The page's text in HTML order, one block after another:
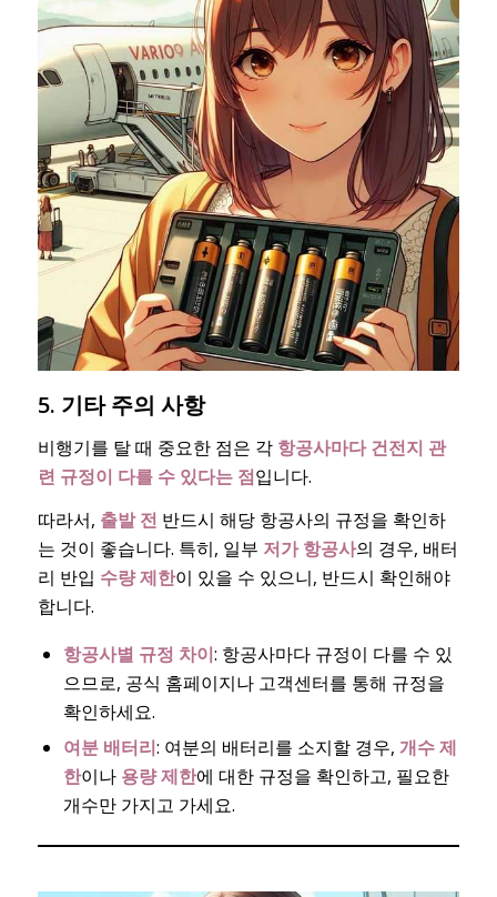
5. 기타 주의 사항
비행기를 탈 때 중요한 점은 각 항공사마다 건전지 관
련 규정이 다를 수 있다는 점입니다.
따라서, 출발 전 반드시 해당 항공사의 규정을 확인하
는 것이 좋습니다. 특히, 일부 저가 항공사의 경우, 배터
리 반입 수량 제한이 있을 수 있으니, 반드시 확인해야
합니다.
항공사별 규정 차이: 항공사마다 규정이 다를 수 있
으므로, 공식 홈페이지나 고객센터를 통해 규정을
확인하세요.
여분 배터리: 여분의 배터리를 소지할 경우, 개수 제
한이나 용량 제한에 대한 규정을 확인하고, 필요한
개수만 가지고 가세요.